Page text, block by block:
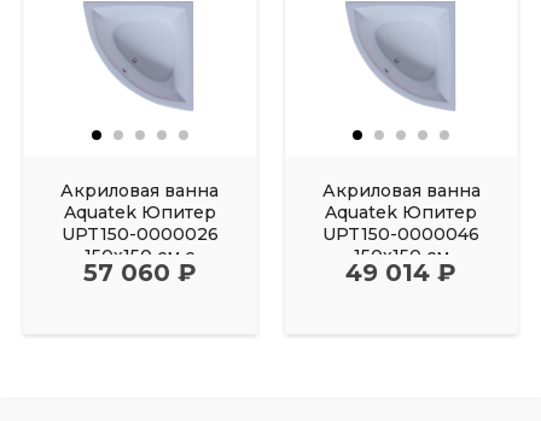
Акриловая ванна
Aquatek Юпитер
UPT150-0000026
150х150 см с
фронтальным
57 060 ₽
Акриловая ванна
Aquatek Юпитер
UPT150-0000046
150х150 см
49 014 ₽